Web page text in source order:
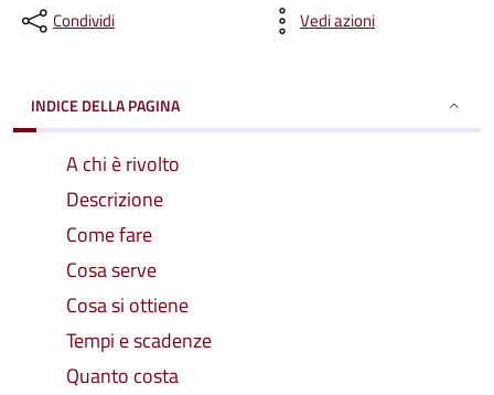
Condividi Vedi azioni
INDICE DELLA PAGINA
A chi è rivolto
Descrizione
Come fare
Cosa serve
Cosa si ottiene
Tempi e scadenze
Quanto costa